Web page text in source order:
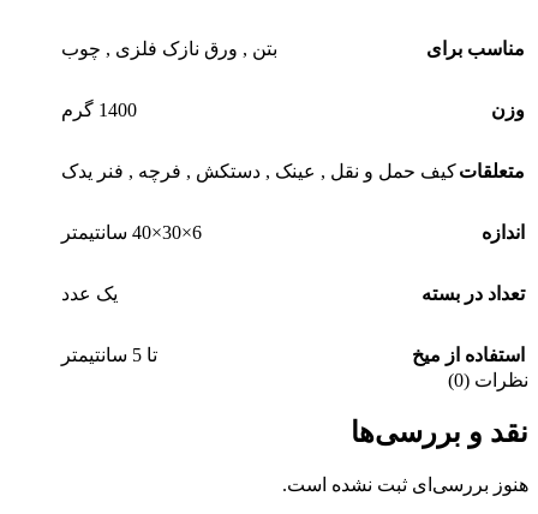
مناسب برای بتن , ورق نازک فلزی , چوب
وزن 1400 گرم
متعلقاتکیف حمل و نقل , عینک , دستکش , فرچه , فنر یدک
اندازه 6×30×40 سانتیمتر
تعداد در بسته یک عدد
استفاده از میخ
تا 5 سانتیمتر
نظرات (0)
نقد و بررسی‌ها
هنوز بررسی‌ای ثبت نشده است.